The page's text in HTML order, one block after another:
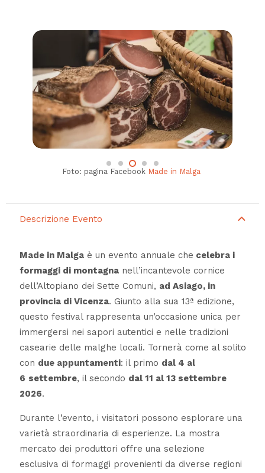
Foto: pagina Facebook Made in Malga
Descrizione Evento
Made in Malgaè un evento annuale che celebra i
formaggi di montagnanell’incantevole cornice
dell’Altopiano dei Sette Comuni, ad Asiago, in
provincia di Vicenza. Giunto alla sua 13ª edizione,
questo festival rappresenta un’occasione unica per
immergersi nei sapori autentici e nelle tradizioni
casearie delle malghe locali. Tornerà come al solito
con due appuntamenti: il primo dal 4 al
6 settembre, il secondo dal 11 al 13 settembre
2026.
Durante l’evento, i visitatori possono esplorare una
varietà straordinaria di esperienze. La mostra
mercato dei produttori offre una selezione
esclusiva di formaggi provenienti da diverse regioni